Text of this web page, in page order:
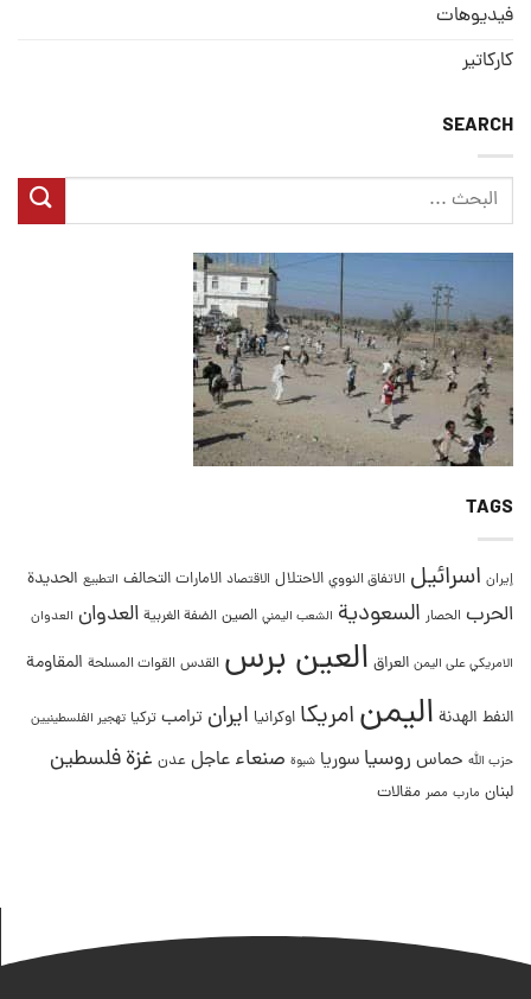
فيديوهات
كاركاتير
SEARCH
TAGS
إيران اسرائيل الاتفاق النووي الاحتلال الاقتصاد الامارات التحالف التطبيع الحديدة
الحرب الحصار السعودية الشعب اليمني الصين الضفة الغربية العدوان العدوان
الامريكي على اليمن العراق العين برس القدس القوات المسلحة المقاومة
النفط الهدنة اليمنامريكا اوكرانيا ايران ترامب تركيا تهجير الفلسطينيين
حزب الله حماس روسيا سوريا شبوة صنعاء عاجل عدن غزةفلسطين
لبنان مارب مصر مقالات